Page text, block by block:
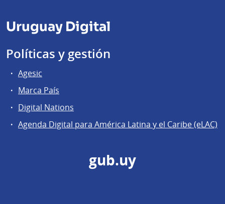
Uruguay Digital
Políticas y gestión
Agesic
Marca País
Digital Nations
Agenda Digital para América Latina y el Caribe (eLAC)
gub.uy